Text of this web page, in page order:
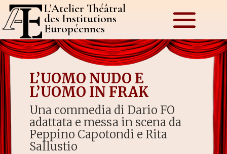
L’Atelier Théâtral
des Institutions
Européennes
L’UOMO NUDO E
L’UOMO IN FRAK
Una commedia di Dario FO
adattata e messa in scena da
Peppino Capotondi e Rita
Sallustio